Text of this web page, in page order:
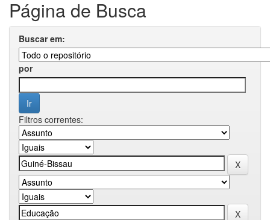
Página de Busca
Buscar em:
por
Filtros correntes: